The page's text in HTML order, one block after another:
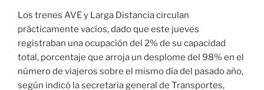
Los trenes AVE y Larga Distancia circulan
prácticamente vacíos, dado que este jueves
registraban una ocupación del 2% de su capacidad
total, porcentaje que arroja un desplome del 98% en el
número de viajeros sobre el mismo día del pasado año,
según indicó la secretaria general de Transportes,